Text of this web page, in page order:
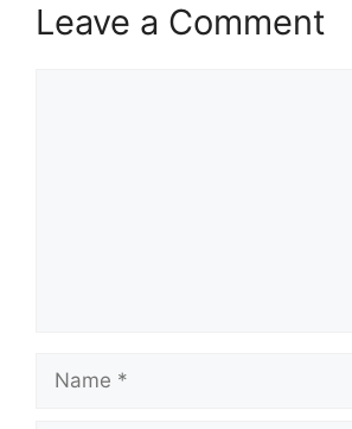
Leave a Comment
Name